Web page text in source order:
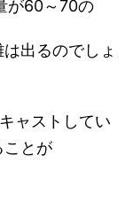
が60～70の
出るのでしょ
ャストしてい
ことが